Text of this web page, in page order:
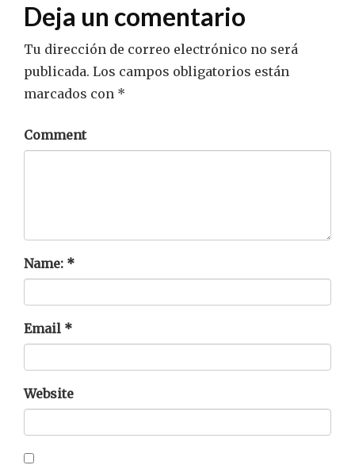
Deja un comentario
Tu dirección de correo electrónico no será
publicada. Los campos obligatorios están
marcados con *
Comment
Name: *
Email *
Website